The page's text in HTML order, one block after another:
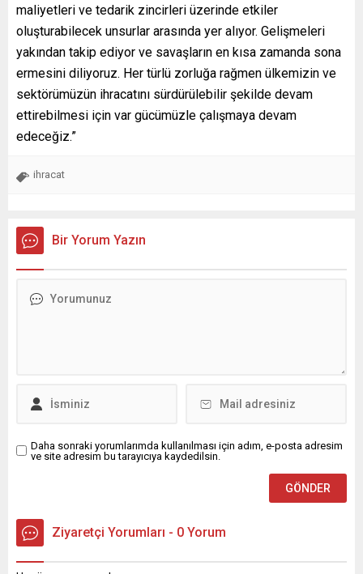
maliyetleri ve tedarik zincirleri üzerinde etkiler
oluşturabilecek unsurlar arasında yer alıyor. Gelişmeleri
yakından takip ediyor ve savaşların en kısa zamanda sona
ermesini diliyoruz. Her türlü zorluğa rağmen ülkemizin ve
sektörümüzün ihracatını sürdürülebilir şekilde devam
ettirebilmesi için var gücümüzle çalışmaya devam
edeceğiz.”
ihracat
Bir Yorum Yazın
Daha sonraki yorumlarımda kullanılması için adım, e-posta adresim
ve site adresim bu tarayıcıya kaydedilsin.
Ziyaretçi Yorumları - 0 Yorum